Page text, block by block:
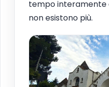
tempo interamente
non esistono più.